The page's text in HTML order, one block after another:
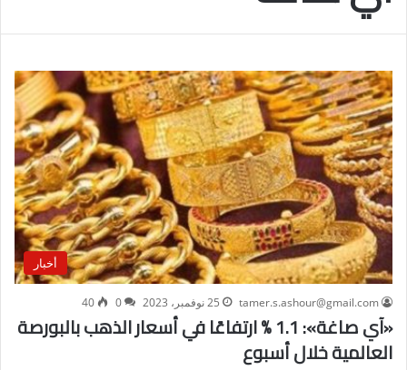
أخبار
tamer.s.ashour@gmail.com 25 نوفمبر، 2023 0
40
«آي صاغة»: 1.1 % ارتفاعًا في أسعار الذهب بالبورصة
العالمية خلال أسبوع